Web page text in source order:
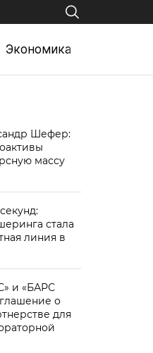
Экономика
Шефер:
массу
стала
линия в
и «БАРС
о
для